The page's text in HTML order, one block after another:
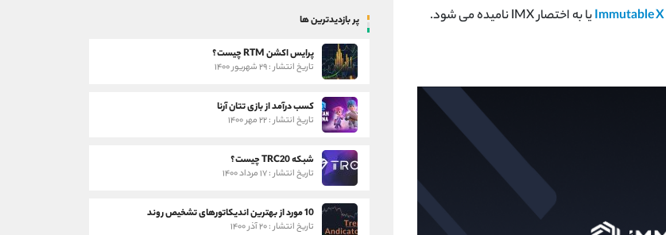
Immutable Xیا به اختصار IMX نامیده می شود. پر بازدیدترین ها
پرایس اکشن RTM چیست؟
تاریخ انتشار : ۲۹ شهریور ۱۴۰۰
کسب درآمد از بازی تتان آرنا
تاریخ انتشار : ۲۲ مهر ۱۴۰۰
شبکه TRC20 چیست؟
تاریخ انتشار : ۱۷ مرداد ۱۴۰۰
10 مورد از بهترین اندیکاتورهای تشخیص روند
تاریخ انتشار : ۲۰ آذر ۱۴۰۰